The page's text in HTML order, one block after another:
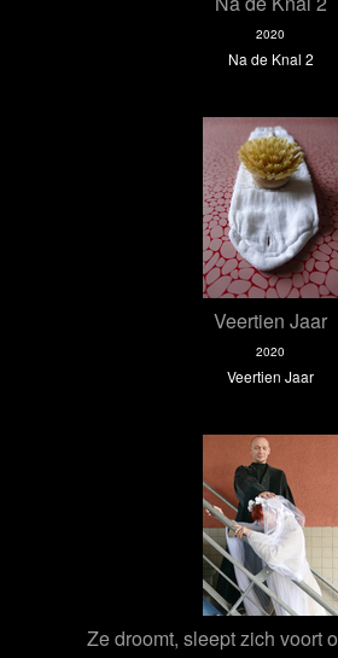
2020
Na de Knal 2
Veertien Jaar
2020
Veertien Jaar
Ze droomt, sleept zich voort